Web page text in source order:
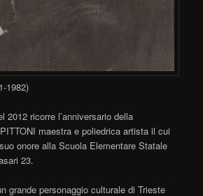
1982)
2012 ricorre l’anniversario della
maestra e poliedrica artista il cui
onore alla Scuola Elementare Statale
23.
grande personaggio culturale di Trieste